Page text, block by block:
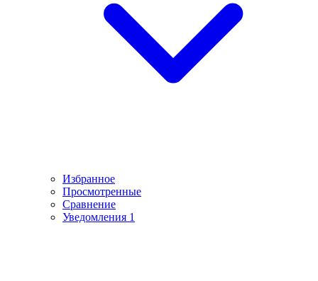
Избранное
Просмотренные
Сравнение
Уведомления 1